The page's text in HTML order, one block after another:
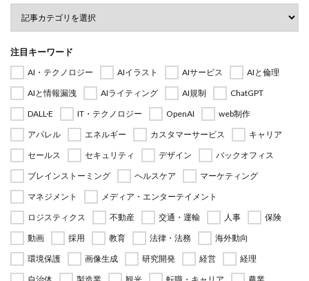
注目キーワード
AI・テクノロジー AIイラスト AIサービス
AIと倫理
AIと情報漏洩
AIライティング AI規制
ChatGPT
DALL·E
IT・テクノロジー OpenAI
web制作
アパレル
エネルギー カスタマーサービス
キャリア
セールス
セキュリティ デザイン
バックオフィス
ブレインストーミング
ヘルスケア
マーケティング
マネジメント
メディア・エンターテイメント
ロジスティクス
不動産 交通・運輸 人事
保険
動画
採用 教育 法律・法務
海外動向
環境保護
画像生成 研究開発 経営
経理